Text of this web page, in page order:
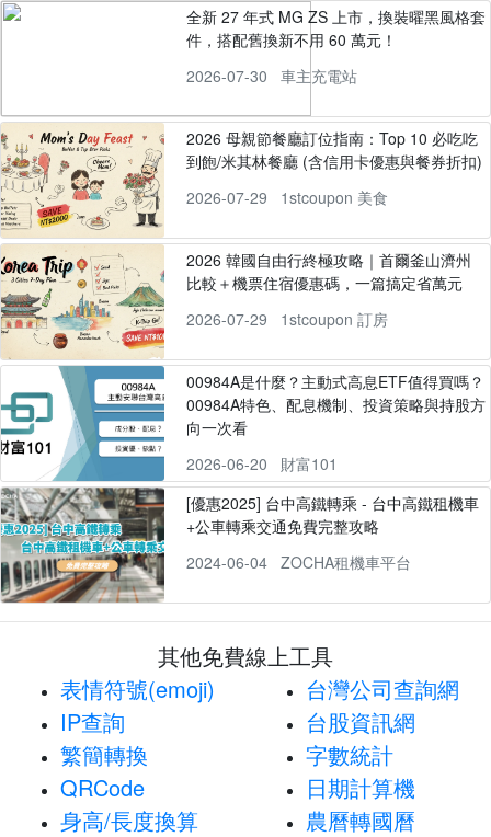
全新 27 年式 MG ZS 上市，換裝曜黑風格套
件，搭配舊換新不用 60 萬元！
2026-07-30
車主充電站
2026 母親節餐廳訂位指南：Top 10 必吃吃
到飽/米其林餐廳 (含信用卡優惠與餐券折扣)
2026-07-29
1stcoupon 美食
2026 韓國自由行終極攻略｜首爾釜山濟州
比較＋機票住宿優惠碼，一篇搞定省萬元
2026-07-29
1stcoupon 訂房
00984A是什麼？主動式高息ETF值得買嗎？
00984A特色、配息機制、投資策略與持股方
向一次看
2026-06-20
財富101
[優惠2025] 台中高鐵轉乘 - 台中高鐵租機車
+公車轉乘交通免費完整攻略
2024-06-04
ZOCHA租機車平台
其他免費線上工具
表情符號(emoji)
IP查詢
繁簡轉換
QRCode
身高/長度換算
台灣公司查詢網
台股資訊網
字數統計
日期計算機
農曆轉國曆